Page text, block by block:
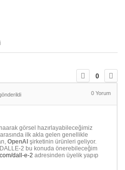
0
0 Yorum
görsel hazırlayabileceğimiz
ilk akla gelen genellikle
OpenAI şirketinin ürünleri geliyor.
2 bu konuda önerebileceğim
dall-e-2 adresinden üyelik yapıp